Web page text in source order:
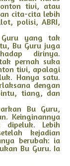
tivi, atau
cita-cita lebih
polisi, ABRI,
Guru yang tak
Bu Guru juga
dirinya.
pernah suka
tivi, apalagi
Hanya satu.
dengan
tiang, dan
Bu Guru,
Keinginannya
Lebih
kejadian
berubah: ia
Bu Guru. Ia